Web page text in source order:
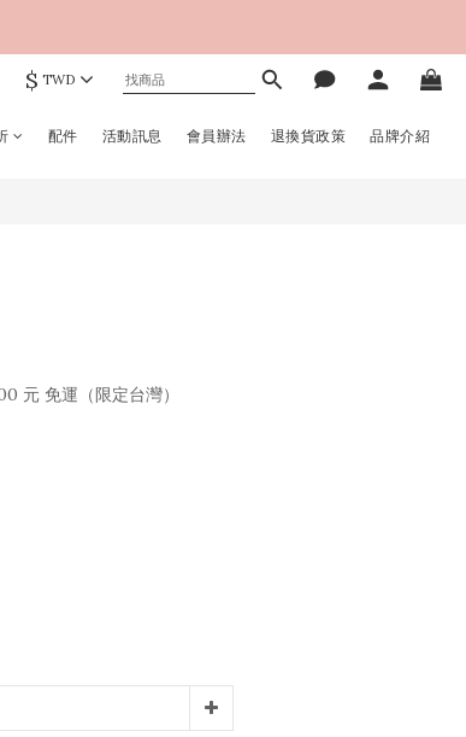
$ TWD
配件 活動訊息 會員辦法 退換貨政策 品牌介紹
元 免運（限定台灣）
立即購買